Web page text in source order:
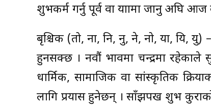
शुभकर्म गर्नु पूर्व वा यात्रामा जानु अघि
बृश्चिक (तो, ना, नि, नु, ने, नो, या, यि, यु)
हुनसक्छ । नवौं भावमा चन्द्रमा रहेकाले
धार्मिक, सामाजिक वा सांस्कृतिक
लागि प्रयास हुनेछन् । साँझपख शुभ